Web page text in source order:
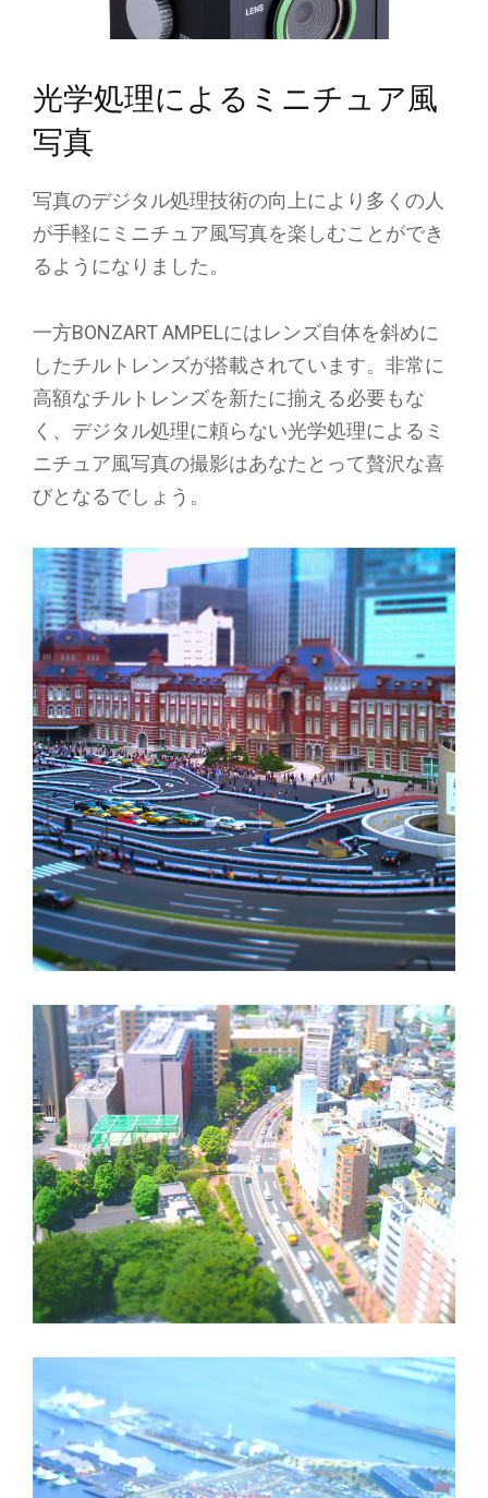
光学処理によるミニチュア風
写真
写真のデジタル処理技術の向上により多くの人
が手軽にミニチュア風写真を楽しむことができ
るようになりました。
一方BONZART AMPELにはレンズ自体を斜めに
したチルトレンズが搭載されています。非常に
高額なチルトレンズを新たに揃える必要もな
く、デジタル処理に頼らない光学処理によるミ
ニチュア風写真の撮影はあなたとって贅沢な喜
びとなるでしょう。